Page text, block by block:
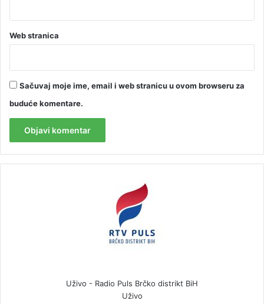
Web stranica
Sačuvaj moje ime, email i web stranicu u ovom browseru za
buduće komentare.
Uživo - Radio Puls Brčko distrikt BiH
Uživo